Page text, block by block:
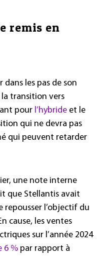
remis en
les pas de son
transition vers
pour l’hybride et le
qui ne devra pas
qui peuvent retarder
une note interne
que Stellantis avait
repousser l’objectif du
cause, les ventes
sur l’année 2024
6 % par rapport à